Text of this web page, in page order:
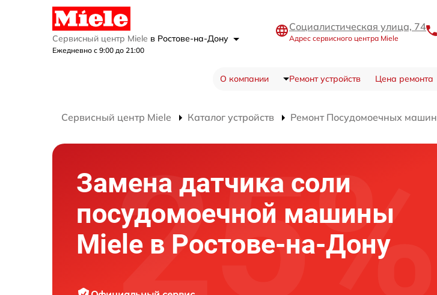
Сервисный центр Miele в Ростове-на-Дону
Ежедневно с 9:00 до 21:00
Социалистическая улица, 74
Адрес сервисного центра Miele
О компании Ремонт устройств Цена ремонта
Сервисный центр Miele Каталог устройств Ремонт Посудомоечных машин
Замена датчика соли
посудомоечной машины
Miele в Ростове-на-Дону